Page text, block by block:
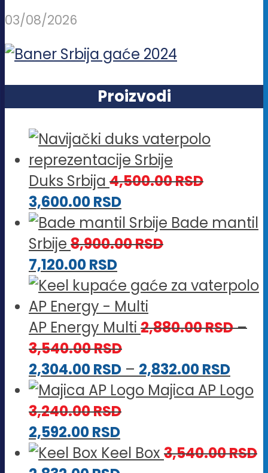
03/08/2026
Proizvodi
Duks Srbija 4,500.00RSD
3,600.00RSD
Bade mantil
Srbije 8,900.00RSD
7,120.00RSD
AP Energy Multi 2,880.00RSD–
3,540.00RSDRaspon
cena:
od
3,540.00 RSD
2,304.00RSD – 2,832.00RSD
do
Majica AP Logo
3,240.00RSD
2,592.00RSD
Keel Box 3,540.00RSD